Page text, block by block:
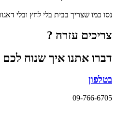
נסו כמו שצריך בבית בלי לחץ ובלי
צריכים עזרה ?
דברו אתנו איך שנוח לכם
בטלפון
09-766-6705